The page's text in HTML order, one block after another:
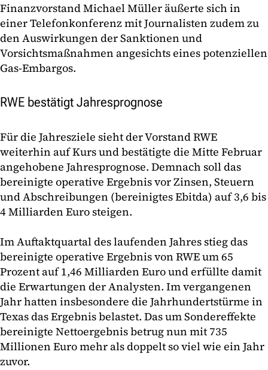
Finanzvorstand Michael Müller äußerte sich in
einer Telefonkonferenz mit Journalisten zudem zu
den Auswirkungen der Sanktionen und
Vorsichtsmaßnahmen angesichts eines potenziellen
Gas-Embargos.
RWE bestätigt Jahresprognose
Für die Jahresziele sieht der Vorstand RWE
weiterhin auf Kurs und bestätigte die Mitte Februar
angehobene Jahresprognose. Demnach soll das
bereinigte operative Ergebnis vor Zinsen, Steuern
und Abschreibungen (bereinigtes Ebitda) auf 3,6 bis
4 Milliarden Euro steigen.
Im Auftaktquartal des laufenden Jahres stieg das
bereinigte operative Ergebnis von RWE um 65
Prozent auf 1,46 Milliarden Euro und erfüllte damit
die Erwartungen der Analysten. Im vergangenen
Jahr hatten insbesondere die Jahrhundertstürme in
Texas das Ergebnis belastet. Das um Sondereffekte
bereinigte Nettoergebnis betrug nun mit 735
Millionen Euro mehr als doppelt so viel wie ein Jahr
zuvor.